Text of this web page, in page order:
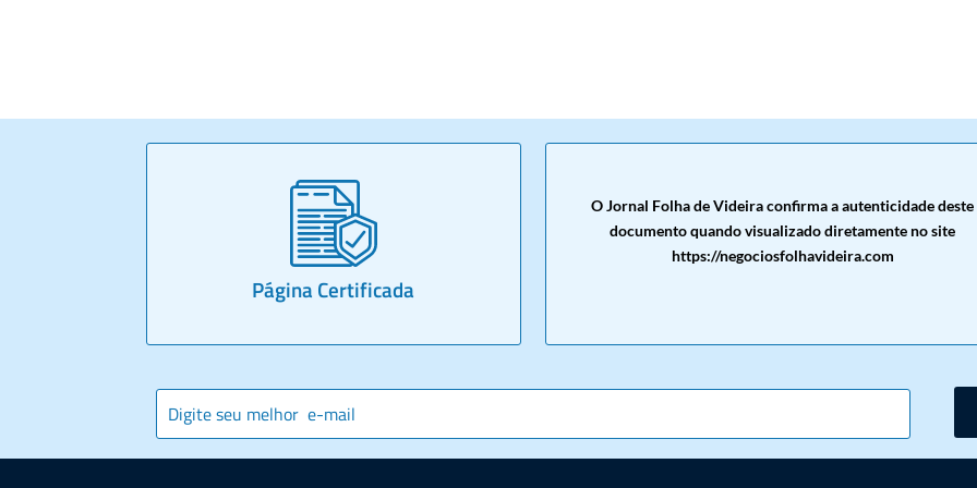
Página Certificada
O Jornal Folha de Videira confirma a autenticidade deste
documento quando visualizado diretamente no site
https://negociosfolhavideira.com